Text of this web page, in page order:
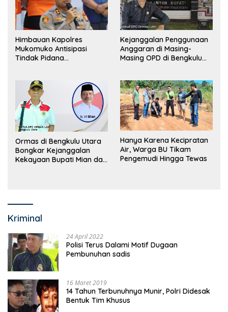
Himbauan Kapolres
Mukomuko Antisipasi
Tindak Pidana
Kejanggalan Penggunaan
Anggaran di Masing-
Masing OPD di Bengkulu
Ormas di Bengkulu Utara
Bongkar Kejanggalan
Kekayaan Bupati Mian dan
Hanya Karena Kecipratan
Air, Warga BU Tikam
Pengemudi Hingga Tewas
Kriminal
24 April 2022
Polisi Terus Dalami Motif Dugaan
Pembunuhan sadis
16 Maret 2019
14 Tahun Terbunuhnya Munir, Polri Didesak
Bentuk Tim Khusus